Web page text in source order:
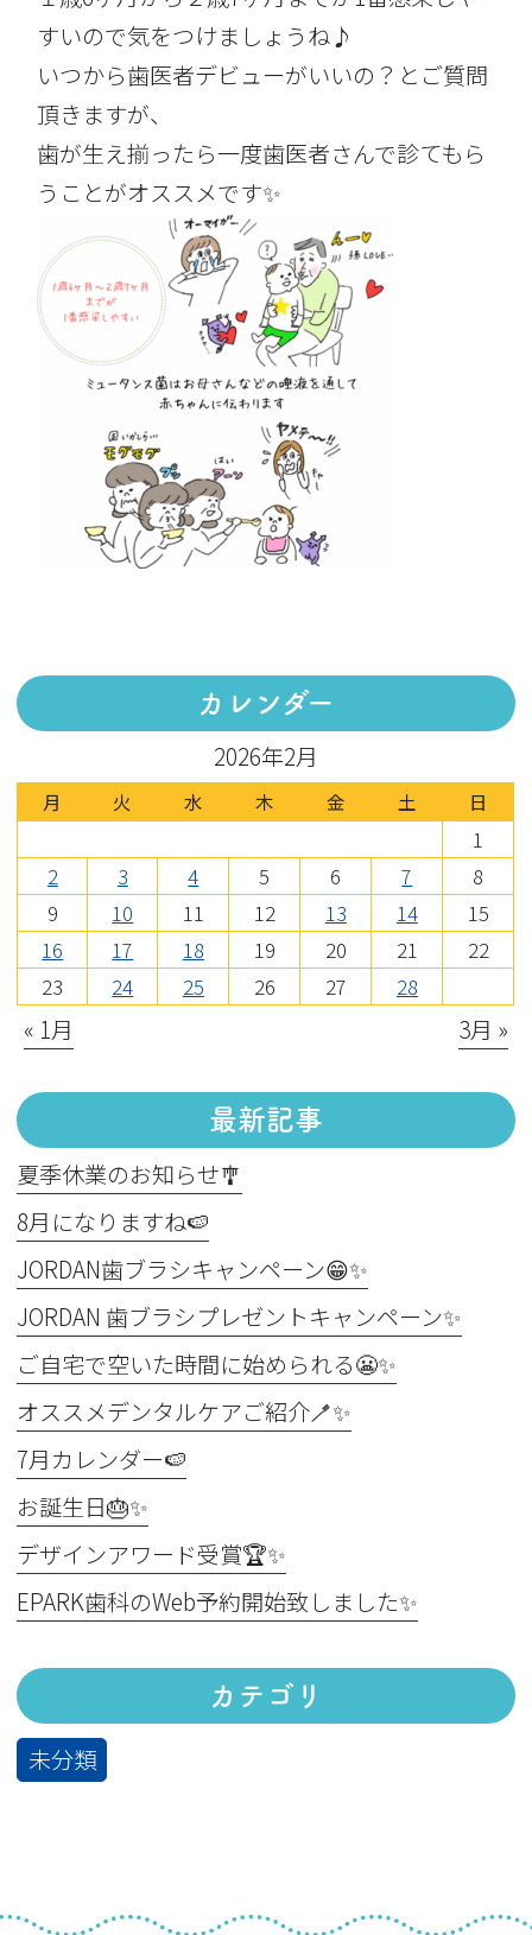
すいので気をつけましょうね♪
いつから歯医者デビューがいいの？とご質問
頂きますが、
歯が生え揃ったら一度歯医者さんで診てもら
うことがオススメです✨
カレンダー
2026年2月
月 火 水 木 金 土 日
1
2
3 4 5 6 7
8
9
10 11 12 13 14
15
16
17 18 19 20 21
22
23
24 25 26 27 28
« 1月 3月 »
最新記事
夏季休業のお知らせ🎐
8月になりますね🍉
JORDAN歯ブラシキャンペーン😁✨
JORDAN 歯ブラシプレゼントキャンペーン✨
ご自宅で空いた時間に始められる😬✨
オススメデンタルケアご紹介🪥✨
7月カレンダー🍉
お誕生日🎂✨
デザインアワード受賞🏆✨
EPARK歯科のWeb予約開始致しました✨
カテゴリ
未分類